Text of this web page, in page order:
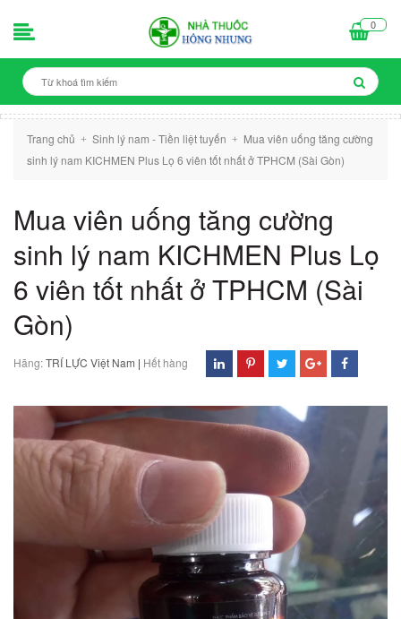
0
Trang chủ + Sinh lý nam - Tiền liệt tuyến +
Mua viên uống tăng cường
sinh lý nam KICHMEN Plus Lọ 6 viên tốt nhất ở TPHCM (Sài Gòn)
Mua viên uống tăng cường
sinh lý nam KICHMEN Plus Lọ
6 viên tốt nhất ở TPHCM (Sài
Gòn)
Hãng:TRÍ LỰC Việt Nam | Hết hàng